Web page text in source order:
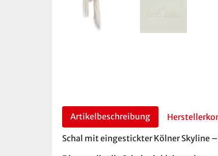
Artikelbeschreibung
Schal mit eingestickter Kölner Skyline